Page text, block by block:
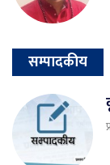
सम्पादकीय